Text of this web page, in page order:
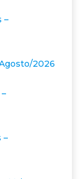
–
2026
–